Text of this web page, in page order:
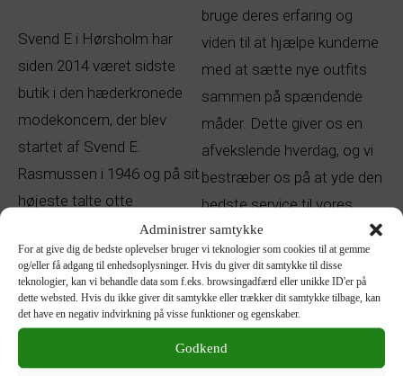
Administrer samtykke
For at give dig de bedste oplevelser bruger vi teknologier som cookies til at gemme
og/eller få adgang til enhedsoplysninger. Hvis du giver dit samtykke til disse
teknologier, kan vi behandle data som f.eks. browsingadfærd eller unikke ID'er på
dette websted. Hvis du ikke giver dit samtykke eller trækker dit samtykke tilbage, kan
det have en negativ indvirkning på visse funktioner og egenskaber.
Godkend
Svend E i Hørsholm har
siden 2014 været sidste
butik i den hæderkronede
modekoncern, der blev
startet af Svend E.
Rasmussen i 1946 og på sit
højeste talte otte
forretninger i København og
omegn.
Meta Frerksen startede
som elev i Svend E i
Ballerup i 1978. I 1982 blev
bruge deres erfaring og
viden til at hjælpe kunderne
med at sætte nye outfits
sammen på spændende
måder. Dette giver os en
afvekslende hverdag, og vi
bestræber os på at yde den
bedste service til vores
kunder, der gør vores
arbejde til en fornøjelse.”
siger Meta Frerksen.